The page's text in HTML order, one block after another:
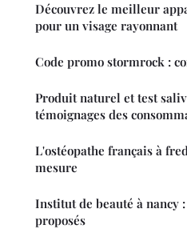
Découvrez le meilleur
pour un visage rayonnant
Code promo stormrock :
Produit naturel et test
témoignages des
L'ostéopathe français à
mesure
Institut de beauté à nancy
proposés